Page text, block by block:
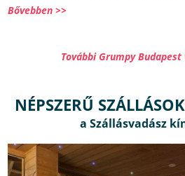
Bővebben >>
További Grumpy
NÉPSZERŰ